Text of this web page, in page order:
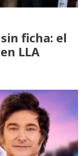
ficha: el
LLA